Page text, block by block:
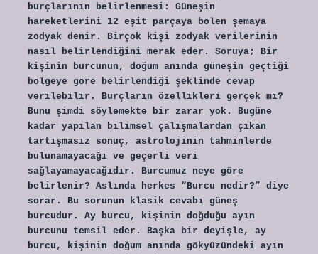
burçlarının belirlenmesi: Güneşin
hareketlerini 12 eşit parçaya bölen şemaya
zodyak denir. Birçok kişi zodyak verilerinin
nasıl belirlendiğini merak eder. Soruya; Bir
kişinin burcunun, doğum anında güneşin geçtiği
bölgeye göre belirlendiği şeklinde cevap
verilebilir. Burçların özellikleri gerçek mi?
Bunu şimdi söylemekte bir zarar yok. Bugüne
kadar yapılan bilimsel çalışmalardan çıkan
tartışmasız sonuç, astrolojinin tahminlerde
bulunamayacağı ve geçerli veri
sağlayamayacağıdır. Burcumuz neye göre
belirlenir? Aslında herkes “Burcu nedir?” diye
sorar. Bu sorunun klasik cevabı güneş
burcudur. Ay burcu, kişinin doğduğu ayın
burcunu temsil eder. Başka bir deyişle, ay
burcu, kişinin doğum anında gökyüzündeki ayın